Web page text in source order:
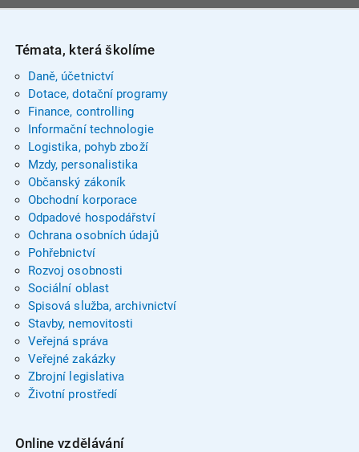
Témata, která školíme
Daně, účetnictví
Dotace, dotační programy
Finance, controlling
Informační technologie
Logistika, pohyb zboží
Mzdy, personalistika
Občanský zákoník
Obchodní korporace
Odpadové hospodářství
Ochrana osobních údajů
Pohřebnictví
Rozvoj osobnosti
Sociální oblast
Spisová služba, archivnictví
Stavby, nemovitosti
Veřejná správa
Veřejné zakázky
Zbrojní legislativa
Životní prostředí
Online vzdělávání